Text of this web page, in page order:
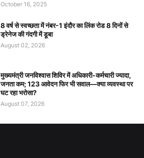
October 16, 2025
8 वर्ष से स्वच्छता में नंबर-1 इंदौर का लिंक रोड 8 दिनों से
ड्रेनेज की गंदगी में डूबा
August 02, 2026
मुख्यमंत्री जनविश्वास शिविर में अधिकारी-कर्मचारी ज्यादा,
जनता कम; 123 आवेदन फिर भी सवाल—क्या व्यवस्था पर
घट रहा भरोसा?
August 07, 2026